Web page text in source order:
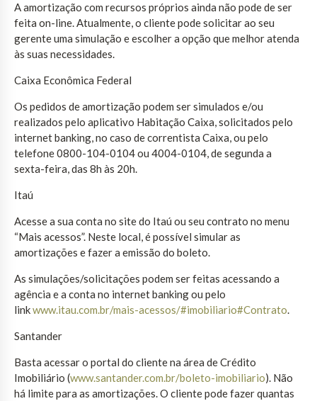
A amortização com recursos próprios ainda não pode de ser
feita on-line. Atualmente, o cliente pode solicitar ao seu
gerente uma simulação e escolher a opção que melhor atenda
às suas necessidades.
Caixa Econômica Federal
Os pedidos de amortização podem ser simulados e/ou
realizados pelo aplicativo Habitação Caixa, solicitados pelo
internet banking, no caso de correntista Caixa, ou pelo
telefone 0800-104-0104 ou 4004-0104, de segunda a
sexta-feira, das 8h às 20h.
Itaú
Acesse a sua conta no site do Itaú ou seu contrato no menu
“Mais acessos”. Neste local, é possível simular as
amortizações e fazer a emissão do boleto.
As simulações/solicitações podem ser feitas acessando a
agência e a conta no internet banking ou pelo
linkwww.itau.com.br/mais-acessos/#imobiliario#Contrato.
Santander
Basta acessar o portal do cliente na área de Crédito
Imobiliário (www.santander.com.br/boleto-imobiliario). Não
há limite para as amortizações. O cliente pode fazer quantas